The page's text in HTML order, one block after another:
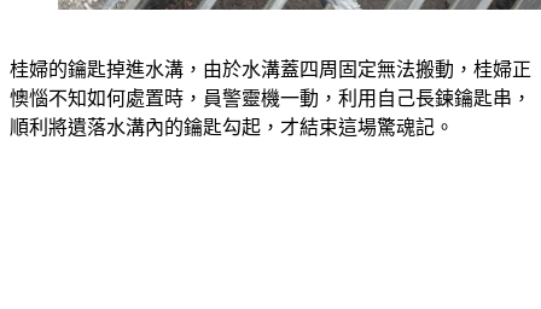
桂婦的鑰匙掉進水溝，由於水溝蓋四周固定無法搬動，桂婦正
懊惱不知如何處置時，員警靈機一動，利用自己長鍊鑰匙串，
順利將遺落水溝內的鑰匙勾起，才結束這場驚魂記。